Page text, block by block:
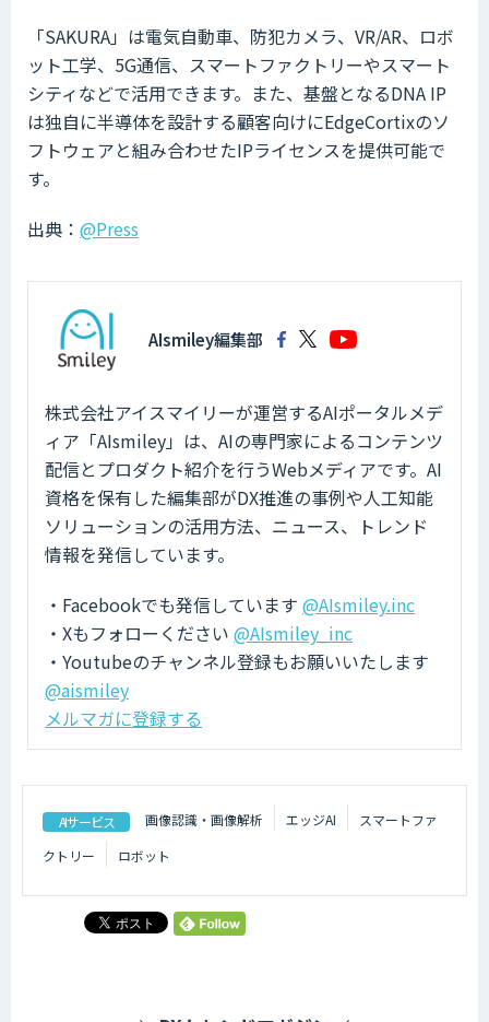
「SAKURA」は電気自動車、防犯カメラ、VR/AR、ロボ
ット工学、5G通信、スマートファクトリーやスマート
シティなどで活用できます。また、基盤となるDNA IP
は独自に半導体を設計する顧客向けにEdgeCortixのソ
フトウェアと組み合わせたIPライセンスを提供可能で
す。
出典： @Press
AIsmiley編集部
株式会社アイスマイリーが運営するAIポータルメデ
ィア「AIsmiley」は、AIの専門家によるコンテンツ
配信とプロダクト紹介を行うWebメディアです。AI
資格を保有した編集部がDX推進の事例や人工知能
ソリューションの活用方法、ニュース、トレンド
情報を発信しています。
・Facebookでも発信しています @AIsmiley.inc
・Xもフォローください @AIsmiley_inc
・Youtubeのチャンネル登録もお願いいたします
@aismiley
メルマガに登録する
AIサービス 画像認識・画像解析 エッジAI
スマートファ
クトリー
ロボット